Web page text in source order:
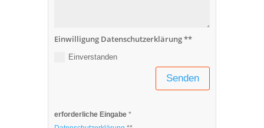
Einwilligung Datenschutzerklärung **
Einverstanden
Senden
erforderliche Eingabe*